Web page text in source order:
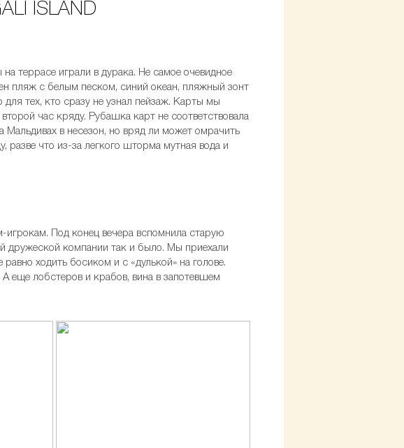
ISLAND
террасе играли в дурака. Не самое очевидное
пляж с белым песком, синий океан, пляжный зонт
тех, кто сразу не узнал пейзаж. Карты мы
час кряду. Рубашка карт не соответствовала
Мальдивах в несезон, но вряд ли может омрачить
разве что из-за легкого шторма мутная вода и
игрокам. Под конец вечера вспомнила старую
дружеской компании так и было. Мы приехали
ходить босиком и с «дулькой» на голове.
еще лобстеров и крабов, вина в запотевшем